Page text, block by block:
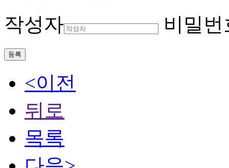
작성자
비밀번
등록
<이전
뒤로
목록